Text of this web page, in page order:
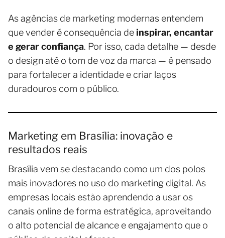
As agências de marketing modernas entendem
que vender é consequência de inspirar, encantar
e gerar confiança. Por isso, cada detalhe — desde
o design até o tom de voz da marca — é pensado
para fortalecer a identidade e criar laços
duradouros com o público.
Marketing em Brasília: inovação e
resultados reais
Brasília vem se destacando como um dos polos
mais inovadores no uso do marketing digital. As
empresas locais estão aprendendo a usar os
canais online de forma estratégica, aproveitando
o alto potencial de alcance e engajamento que o